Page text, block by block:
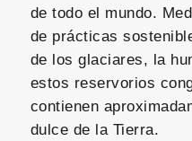
de todo el mundo.
de prácticas
de los glaciares, la
estos reservorios
contienen
dulce de la Tierra.